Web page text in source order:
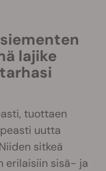
lajike
tuottaen
uutta
sitkeä
erilaisiin sisä- ja